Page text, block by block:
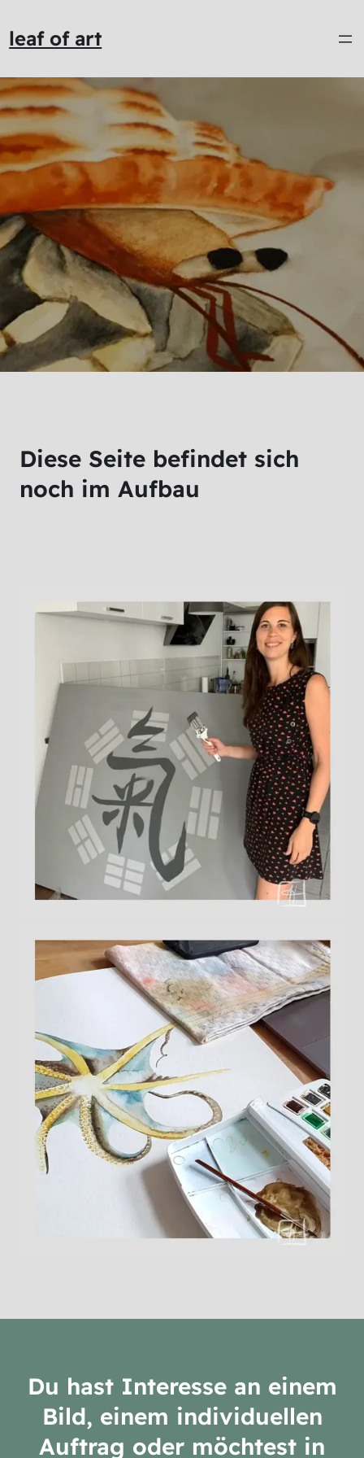
leaf of art
Diese Seite befindet sich
noch im Aufbau
Du hast Interesse an einem
Bild, einem individuellen
Auftrag oder möchtest in